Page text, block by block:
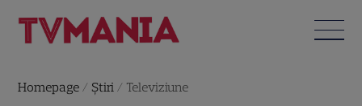
Homepage / Știri / Televiziune